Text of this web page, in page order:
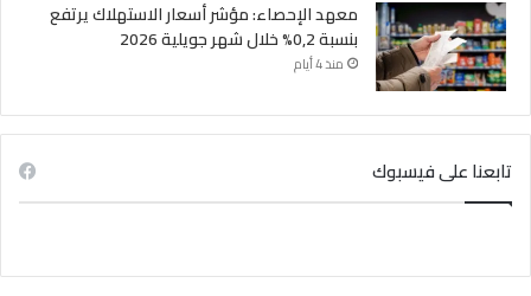
معهد الإحصاء: مؤشر أسعار الاستهلاك يرتفع
بنسبة 0,2% خلال شهر جويلية 2026
منذ 4 أيام
تابعنا على فيسبوك